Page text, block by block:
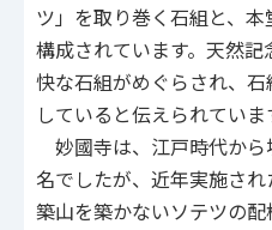
ツ」を取り巻く石組と、
構成されています。天然
快な石組がめぐらされ、
していると伝えられていま
妙國寺は、江戸時代か
名でしたが、近年実施され
築山を築かないソテツの